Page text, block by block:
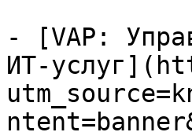
- [VAP:
ИТ-